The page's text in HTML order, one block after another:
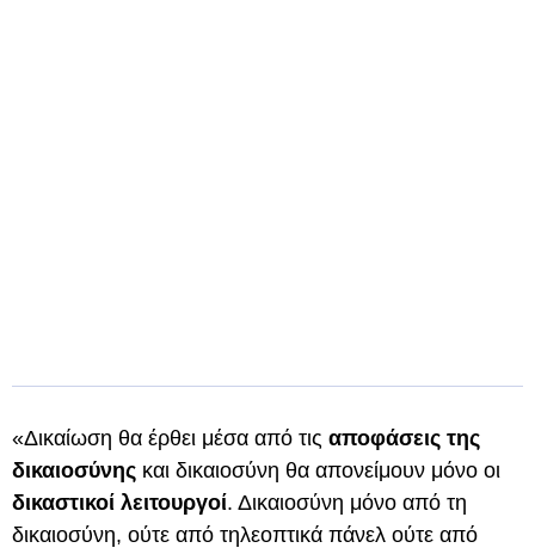
«Δικαίωση θα έρθει μέσα από τις αποφάσεις της
δικαιοσύνης και δικαιοσύνη θα απονείμουν μόνο οι
δικαστικοί λειτουργοί. Δικαιοσύνη μόνο από τη
δικαιοσύνη, ούτε από τηλεοπτικά πάνελ ούτε από